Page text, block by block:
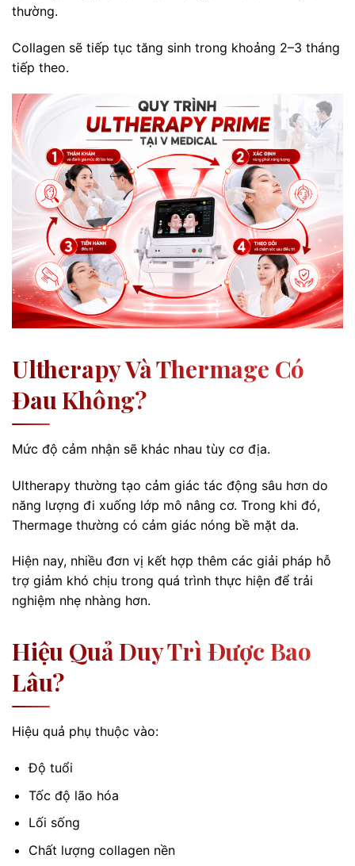
thường.
Collagen sẽ tiếp tục tăng sinh trong khoảng 2–3 tháng
tiếp theo.
Ultherapy Và Thermage Có
Đau Không?
Mức độ cảm nhận sẽ khác nhau tùy cơ địa.
Ultherapy thường tạo cảm giác tác động sâu hơn do
năng lượng đi xuống lớp mô nâng cơ. Trong khi đó,
Thermage thường có cảm giác nóng bề mặt da.
Hiện nay, nhiều đơn vị kết hợp thêm các giải pháp hỗ
trợ giảm khó chịu trong quá trình thực hiện để trải
nghiệm nhẹ nhàng hơn.
Hiệu Quả Duy Trì Được Bao
Lâu?
Hiệu quả phụ thuộc vào:
Độ tuổi
Tốc độ lão hóa
Lối sống
Chất lượng collagen nền